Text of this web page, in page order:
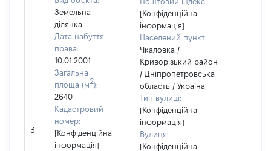
3
Земельна
ділянка
Дата набуття
права:
10.01.2001
Загальна
площа (м2):
2640
Кадастровий
номер:
[Конфіденційна
інформація]
[Конфіденційна
інформація]
Населений пункт:
Чкаловка /
Криворізький район
/ Дніпропетровська
область / Україна
Тип вулиці:
[Конфіденційна
інформація]
Вулиця:
[Конфіденційна